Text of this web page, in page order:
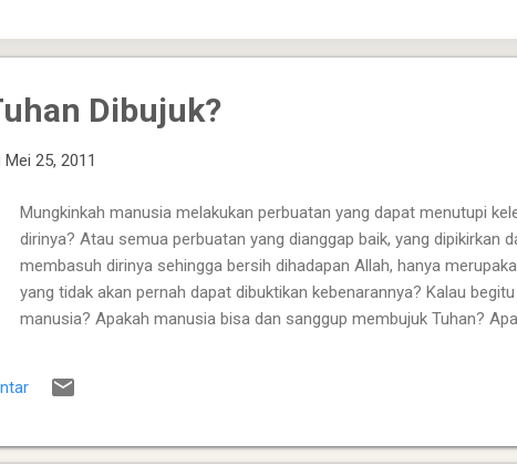
Dibujuk?
Mei 25, 2011
Mungkinkah manusia melakukan perbuatan yang dapat menutupi
dirinya? Atau semua perbuatan yang dianggap baik, yang dipikirkan
membasuh dirinya sehingga bersih dihadapan Allah, hanya
yang tidak akan pernah dapat dibuktikan kebenarannya? Kalau
manusia? Apakah manusia bisa dan sanggup membujuk Tuhan?
sorga, berarti dia lebih berkuasa dibanding Tuhan Allah itu sendiri.
keputusanNya. Kalau begitu tidak akan ada manusia yang selamat,